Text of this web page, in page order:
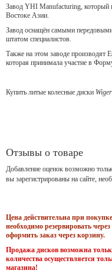
Завод YHI Manufacturing, который
Востоке Азии.
Завод оснащён самыми
штатом специалистов.
Также на этом заводе производят
которая принимала участие в
Купить литые колесные диски Wiger
Отзывы о товаре
Добавление оценок возможно
вы зарегистрированы на сайте,
Цена действительна при
необходимо резервировать
оформить заказ через корзину.
Продажа дисков возможна
количества осуществляется
магазина!